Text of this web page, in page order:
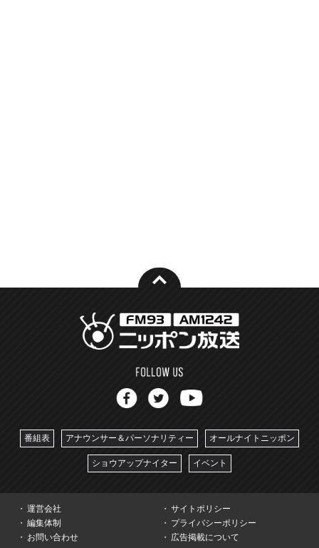
番組表 アナウンサー＆パーソナリティー オールナイトニッポン
ショウアップナイター イベント
運営会社
サイトポリシー
編集体制
プライバシーポリシー
お問い合わせ
広告掲載について